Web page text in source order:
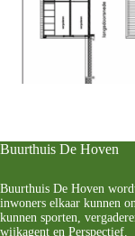
Buurthuis De Hoven
Buurthuis De Hoven
inwoners elkaar kunnen
kunnen sporten,
wijkagent en